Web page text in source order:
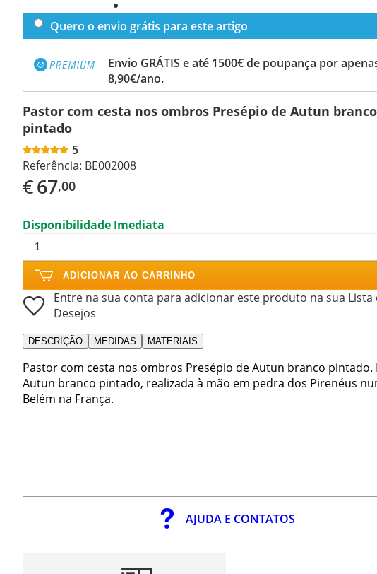
Quero o envio grátis para este artigo
Envio GRÁTIS e até 1500€ de poupança por
8,90€/ano.
Pastor com cesta nos ombros Presépio de Autun branco
pintado
5
Referência: BE002008
€67,00
Disponibilidade Imediata
ADICIONAR AO CARRINHO
Entre na sua conta para adicionar este produto na sua Lista
Desejos
DESCRIÇÃO MEDIDAS MATERIAIS
Pastor com cesta nos ombros Presépio de Autun branco
Autun branco pintado, realizada à mão em pedra dos Pirenéus
Belém na França.
AJUDA E CONTATOS